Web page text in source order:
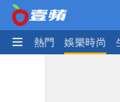
焦點 熱門 娛樂時尚